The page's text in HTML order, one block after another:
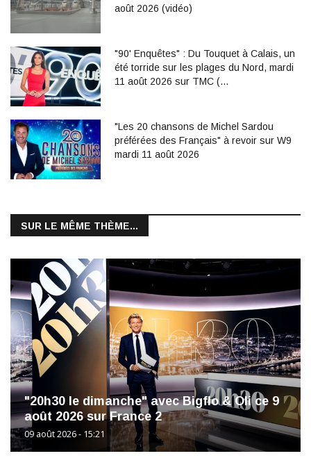
août 2026 (vidéo)
"90' Enquêtes" : Du Touquet à Calais, un
été torride sur les plages du Nord, mardi
11 août 2026 sur TMC (…
"Les 20 chansons de Michel Sardou
préférées des Français" à revoir sur W9
mardi 11 août 2026
SUR LE MÊME THÈME...
"20h30 le dimanche" avec Bigflo & Oli ce 9
août 2026 sur France 2
09 août 2026 - 15:21